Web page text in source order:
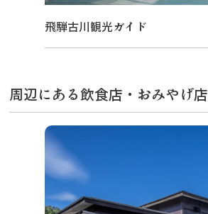
飛騨古川観光ガイド
周辺にある飲食店・おみやげ店